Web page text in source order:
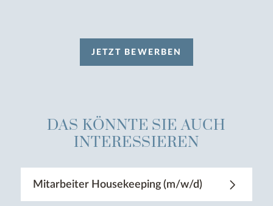
JETZT BEWERBEN
DAS KÖNNTE SIE AUCH
INTERESSIEREN
Mitarbeiter Housekeeping (m/w/d)